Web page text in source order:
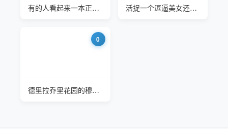
有的人看起来一本正经其实是个逗逼 活捉一个逗逼美女还是个英语老师
0
德里拉乔里花园的穆斯林巴布希是个逗逼